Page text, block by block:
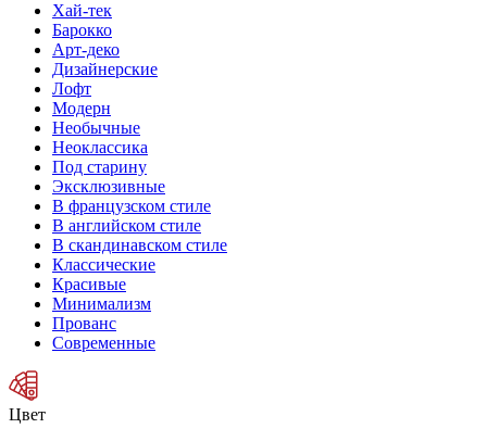
Хай-тек
Барокко
Арт-деко
Дизайнерские
Лофт
Модерн
Необычные
Неоклассика
Под старину
Эксклюзивные
В французском стиле
В английском стиле
В скандинавском стиле
Классические
Красивые
Минимализм
Прованс
Современные
Цвет